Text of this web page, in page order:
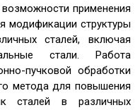
применения
модификации структуры
сталей, включая
стали. Работа
пучковой обработки
метода для повышения
сталей в различных